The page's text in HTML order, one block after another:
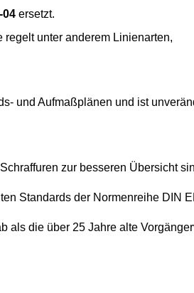
04 ersetzt.
unter anderem Linienarten,
und Aufmaßplänen und ist
zur besseren Übersicht
Standards der Normenreihe DIN
als die über 25 Jahre alte